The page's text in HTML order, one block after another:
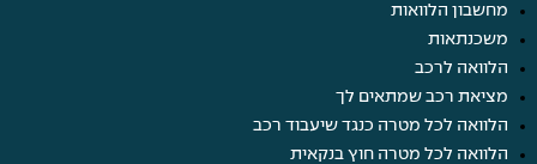
מחשבון הלוואות
משכנתאות
הלוואה לרכב
מציאת רכב שמתאים לך
הלוואה לכל מטרה כנגד שיעבוד רכב
הלוואה לכל מטרה חוץ בנקאית